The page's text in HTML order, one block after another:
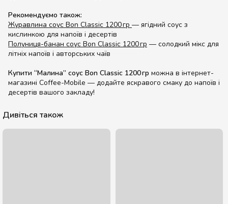
Рекомендуємо також:
Журавлина соус Bon Classic 1200 гр — ягідний соус з
кислинкою для напоїв і десертів
Полуниця-банан соус Bon Classic 1200 гр — солодкий мікс для
літніх напоїв і авторських чаїв
Купити “Малина” соус Bon Classic 1200 гр можна в інтернет-
магазині Coffee-Mobile — додайте яскравого смаку до напоїв і
десертів вашого закладу!
Дивіться також